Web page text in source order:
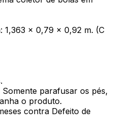
1,363 x 0,79 x 0,92 m. (C
parafusar os pés,
o produto.
contra Defeito de